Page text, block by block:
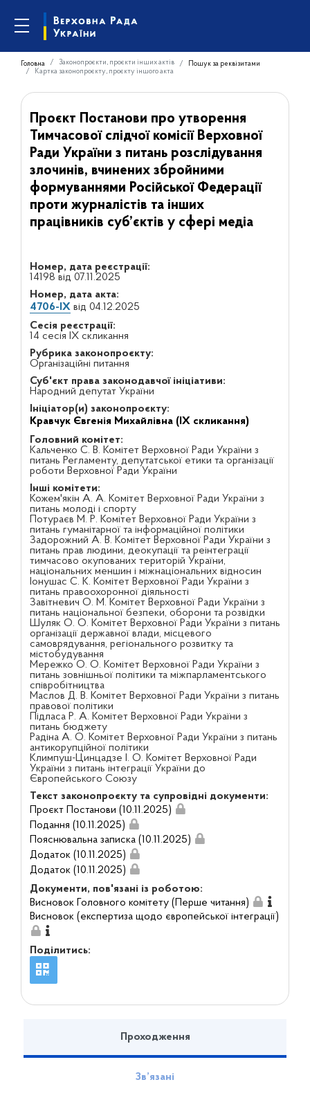
Головна Законопроєкти, проєкти інших актів
Пошук за реквізитами
Картка законопроєкту, проєкту іншого акта
Проєкт Постанови про утворення
Тимчасової слідчої комісії Верховної
Ради України з питань розслідування
злочинів, вчинених збройними
формуваннями Російської Федерації
проти журналістів та інших
працівників суб’єктів у сфері медіа
Номер, дата реєстрації:
14198 від 07.11.2025
Номер, дата акта:
4706-IXвід 04.12.2025
Сесія реєстрації:
14 сесія IX скликання
Рубрика законопроєкту:
Організаційні питання
Суб'єкт права законодавчої ініціативи:
Народний депутат України
Ініціатор(и) законопроєкту:
Кравчук Євгенія Михайлівна (IX скликання)
Головний комітет:
Кальченко С. В. Комітет Верховної Ради України з
питань Регламенту, депутатської етики та організації
роботи Верховної Ради України
Інші комітети:
Кожем'якін А. А. Комітет Верховної Ради України з
питань молоді і спорту
Потураєв М. Р. Комітет Верховної Ради України з
питань гуманітарної та інформаційної політики
Задорожний А. В. Комітет Верховної Ради України з
питань прав людини, деокупації та реінтеграції
тимчасово окупованих територій України,
національних меншин і міжнаціональних відносин
Іонушас С. К. Комітет Верховної Ради України з
питань правоохоронної діяльності
Завітневич О. М. Комітет Верховної Ради України з
питань національної безпеки, оборони та розвідки
Шуляк О. О. Комітет Верховної Ради України з питань
організації державної влади, місцевого
самоврядування, регіонального розвитку та
містобудування
Мережко О. О. Комітет Верховної Ради України з
питань зовнішньої політики та міжпарламентського
співробітництва
Маслов Д. В. Комітет Верховної Ради України з питань
правової політики
Підласа Р. А. Комітет Верховної Ради України з
питань бюджету
Радіна А. О. Комітет Верховної Ради України з питань
антикорупційної політики
Климпуш-Цинцадзе І. О. Комітет Верховної Ради
України з питань інтеграції України до
Європейського Союзу
Текст законопроєкту та супровідні документи:
Проєкт Постанови (10.11.2025)
Подання (10.11.2025)
Пояснювальна записка (10.11.2025)
Додаток (10.11.2025)
Додаток (10.11.2025)
Документи, пов'язані із роботою:
Висновок Головного комітету (Перше читання)
Висновок (експертиза щодо європейської інтеграції)
Поділитись:
Проходження
Зв’язані